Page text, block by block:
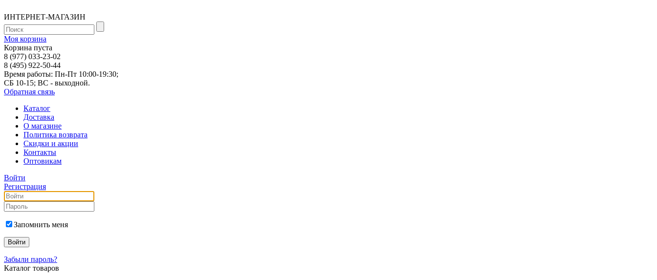
ИНТЕРНЕТ-МАГАЗИН
Моя корзина
Корзина пуста
8 (977) 033-23-02
8 (495) 922-50-44
Время работы: Пн-Пт 10:00-19:30;
СБ 10-15; ВС - выходной.
Обратная связь
Каталог
Доставка
О магазине
Политика возврата
Скидки и акции
Контакты
Оптовикам
Войти
Регистрация
Запомнить меня
Забыли пароль?
Каталог товаров